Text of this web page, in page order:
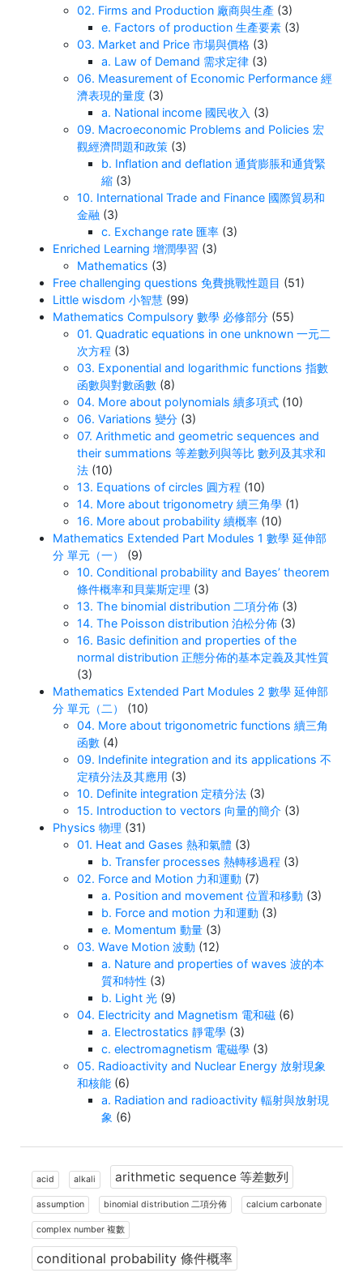
02. Firms and Production 廠商與生產 (3)
e. Factors of production 生產要素 (3)
03. Market and Price 市場與價格 (3)
a. Law of Demand 需求定律 (3)
06. Measurement of Economic Performance 經
濟表現的量度 (3)
a. National income 國民收入 (3)
09. Macroeconomic Problems and Policies 宏
觀經濟問題和政策 (3)
b. Inflation and deflation 通貨膨脹和通貨緊
縮 (3)
10. International Trade and Finance 國際貿易和
金融 (3)
c. Exchange rate 匯率 (3)
Enriched Learning 增潤學習 (3)
Mathematics (3)
Free challenging questions 免費挑戰性題目 (51)
Little wisdom 小智慧 (99)
Mathematics Compulsory 數學 必修部分 (55)
01. Quadratic equations in one unknown 一元二
次方程 (3)
03. Exponential and logarithmic functions 指數
函數與對數函數 (8)
04. More about polynomials 續多項式 (10)
06. Variations 變分 (3)
07. Arithmetic and geometric sequences and
their summations 等差數列與等比 數列及其求和
法 (10)
13. Equations of circles 圓方程 (10)
14. More about trigonometry 續三角學 (1)
16. More about probability 續概率 (10)
Mathematics Extended Part Modules 1 數學 延伸部
分 單元（一）
(9)
10. Conditional probability and Bayes’ theorem
條件概率和貝葉斯定理 (3)
13. The binomial distribution 二項分佈 (3)
14. The Poisson distribution 泊松分佈 (3)
16. Basic definition and properties of the
normal distribution 正態分佈的基本定義及其性質
(3)
Mathematics Extended Part Modules 2 數學 延伸部
分 單元（二）
(10)
04. More about trigonometric functions 續三角
函數 (4)
09. Indefinite integration and its applications 不
定積分法及其應用 (3)
10. Definite integration 定積分法 (3)
15. Introduction to vectors 向量的簡介 (3)
Physics 物理 (31)
01. Heat and Gases 熱和氣體 (3)
b. Transfer processes 熱轉移過程 (3)
02. Force and Motion 力和運動 (7)
a. Position and movement 位置和移動 (3)
b. Force and motion 力和運動 (3)
e. Momentum 動量 (3)
03. Wave Motion 波動 (12)
a. Nature and properties of waves 波的本
質和特性 (3)
b. Light 光 (9)
04. Electricity and Magnetism 電和磁 (6)
a. Electrostatics 靜電學 (3)
c. electromagnetism 電磁學 (3)
05. Radioactivity and Nuclear Energy 放射現象
和核能 (6)
a. Radiation and radioactivity 輻射與放射現
象 (6)
acid alkali arithmetic sequence 等差數列
assumption binomial distribution 二項分佈 calcium carbonate
complex number 複數
conditional probability 條件概率